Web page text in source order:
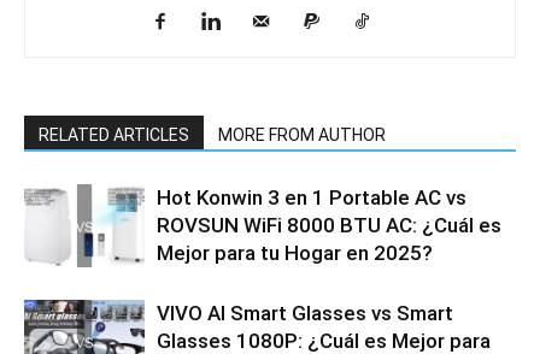
RELATED ARTICLES MORE FROM AUTHOR
Hot Konwin 3 en 1 Portable AC vs
ROVSUN WiFi 8000 BTU AC: ¿Cuál es
Mejor para tu Hogar en 2025?
VIVO AI Smart Glasses vs Smart
Glasses 1080P: ¿Cuál es Mejor para